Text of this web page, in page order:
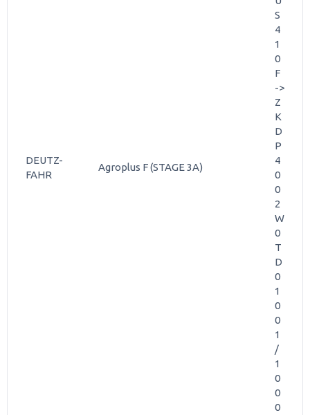
DEUTZ-
FAHR
Agroplus F (STAGE 3A)
S
4
1
0
F
->
Z
K
D
P
4
0
0
2
W
0
T
D
0
1
0
0
1
/
1
0
0
0